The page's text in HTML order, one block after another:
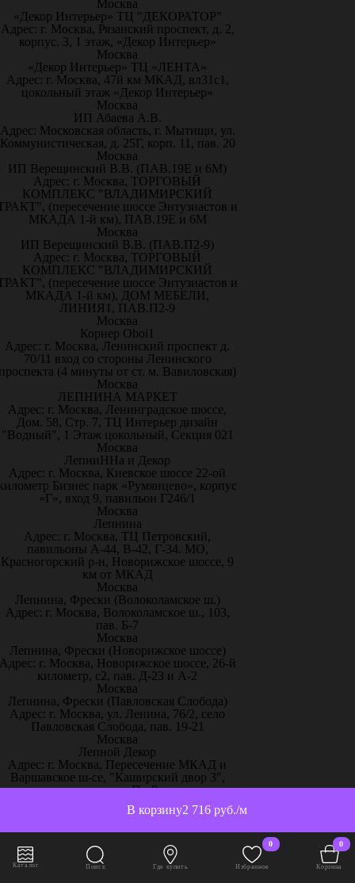
2 716 руб./м
В корзину
Москва
«Декор Интерьер» ТЦ "ДЕКОРАТОР"
Адрес: г. Москва, Рязанский проспект, д. 2,
корпус. 3, 1 этаж, «Декор Интерьер»
Москва
«Декор Интерьер» ТЦ «ЛЕНТА»
Адрес: г. Москва, 47й км МКАД, вл31с1,
цокольный этаж «Декор Интерьер»
Москва
ИП Абаева А.В.
Адрес: Московская область, г. Мытищи, ул.
Коммунистическая, д. 25Г, корп. 11, пав. 20
Москва
ИП Верещинский В.В. (ПАВ.19Е и 6М)
Адрес: г. Москва, ТОРГОВЫЙ
КОМПЛЕКС "ВЛАДИМИРСКИЙ
(пересечение шоссе Энтузиастов и
МКАДА 1-й км), ПАВ.19Е и 6М
Москва
ИП Верещинский В.В. (ПАВ.П2-9)
Адрес: г. Москва, ТОРГОВЫЙ
КОМПЛЕКС "ВЛАДИМИРСКИЙ
(пересечение шоссе Энтузиастов и
МКАДА 1-й км), ДОМ МЕБЕЛИ,
ЛИНИЯ1, ПАВ.П2-9
Москва
Корнер Oboi1
Адрес: г. Москва, Ленинский проспект д.
70/11 вход со стороны Ленинского
(4 минуты от ст. м. Вавиловская)
Москва
ЛЕПНИНА МАРКЕТ
Адрес: г. Москва, Ленинградское шоссе,
Дом. 58, Стр. 7, ТЦ Интерьер дизайн
"Водный", 1 Этаж цокольный, Секция 021
Москва
ЛепниННа и Декор
Адрес: г. Москва, Киевское шоссе 22-ой
Бизнес парк «Румянцево», корпус
«Г», вход 9, павильон Г246/1
Москва
Лепнина
Адрес: г. Москва, ТЦ Петровский,
павильоны А-44, В-42, Г-34. МО,
Красногорский р-н, Новорижское шоссе, 9
км от МКАД
Москва
Лепнина, Фрески (Волоколамское ш.)
Адрес: г. Москва, Волоколамское ш., 103,
пав. Б-7
Москва
Лепнина, Фрески (Новорижское шоссе)
г. Москва, Новорижское шоссе, 26-й
километр, с2, пав. Д-23 и А-2
Москва
Лепнина, Фрески (Павловская Слобода)
Адрес: г. Москва, ул. Ленина, 76/2, село
Павловская Слобода, пав. 19-21
Москва
Лепной Декор
Адрес: г. Москва, Пересечение МКАД и
Варшавское ш-се, "Каширский двор 3",
павильон П - 8
Москва
Магазин Holicolors
Москва
Каталог Поиск Где купить
0
Избранное
0
Корзина